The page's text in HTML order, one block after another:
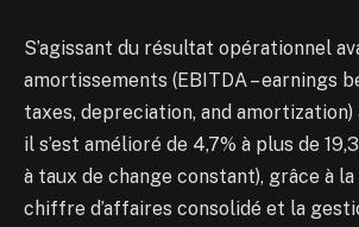
S’agissant du résultat opérationnel
amortissements (EBITDA – earnings
taxes, depreciation, and
il s’est amélioré de 4,7% à plus de
à taux de change constant), grâce à
chiffre d’affaires consolidé et la